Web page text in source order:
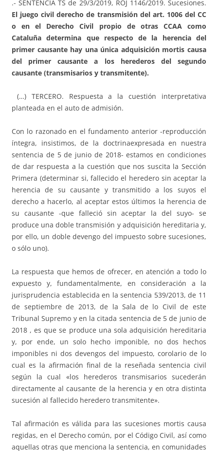
.- SENTENCIA TS de 29/3/2019, ROJ 1146/2019. Sucesiones.
El juego civil derecho de transmisión del art. 1006 del CC
o en el Derecho Civil propio de otras CCAA como
Cataluña determina que respecto de la herencia del
primer causante hay una única adquisición mortis causa
del primer causante a los herederos del segundo
causante (transmisarios y transmitente).
(…) TERCERO. Respuesta a la cuestión interpretativa
planteada en el auto de admisión.
Con lo razonado en el fundamento anterior -reproducción
íntegra, insistimos, de la doctrinaexpresada en nuestra
sentencia de 5 de junio de 2018- estamos en condiciones
de dar respuesta a la cuestión que nos suscita la Sección
Primera (determinar si, fallecido el heredero sin aceptar la
herencia de su causante y transmitido a los suyos el
derecho a hacerlo, al aceptar estos últimos la herencia de
su causante -que falleció sin aceptar la del suyo- se
produce una doble transmisión y adquisición hereditaria y,
por ello, un doble devengo del impuesto sobre sucesiones,
o sólo uno).
La respuesta que hemos de ofrecer, en atención a todo lo
expuesto y, fundamentalmente, en consideración a la
jurisprudencia establecida en la sentencia 539/2013, de 11
de septiembre de 2013, de la Sala de lo Civil de este
Tribunal Supremo y en la citada sentencia de 5 de junio de
2018 , es que se produce una sola adquisición hereditaria
y, por ende, un solo hecho imponible, no dos hechos
imponibles ni dos devengos del impuesto, corolario de lo
cual es la afirmación final de la reseñada sentencia civil
según la cual «los herederos transmisarios sucederán
directamente al causante de la herencia y en otra distinta
sucesión al fallecido heredero transmitente».
Tal afirmación es válida para las sucesiones mortis causa
regidas, en el Derecho común, por el Código Civil, así como
aquellas otras que menciona la sentencia, en comunidades